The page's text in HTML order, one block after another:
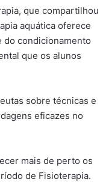
que compartilhou
aquática oferece
do condicionamento
que os alunos
sobre técnicas e
eficazes no
mais de perto os
de Fisioterapia.